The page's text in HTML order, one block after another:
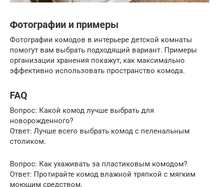
Фотографии и примеры
Фотографии комодов в интерьере детской комнаты
помогут вам выбрать подходящий вариант. Примеры
организации хранения покажут, как максимально
эффективно использовать пространство комода.
FAQ
Вопрос: Какой комод лучше выбрать для
новорожденного?
Ответ: Лучше всего выбрать комод с пеленальным
столиком.
Вопрос: Как ухаживать за пластиковым комодом?
Ответ: Протирайте комод влажной тряпкой с мягким
моющим средством.